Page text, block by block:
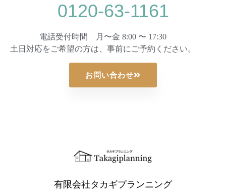
0120-63-1161
電話受付時間 月〜金 8:00 〜 17:30
土日対応をご希望の方は、事前にご予約ください。
お問い合わせ
有限会社タカギプランニング